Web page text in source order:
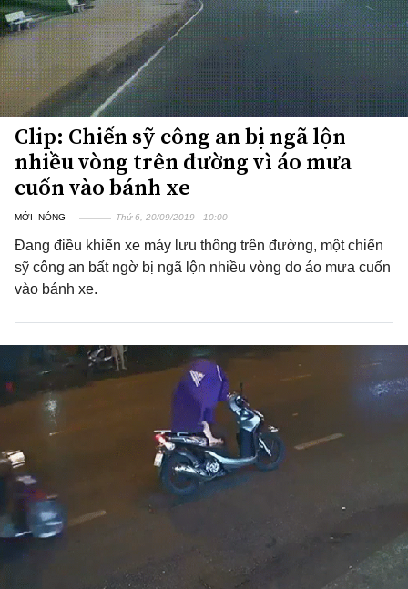
Clip: Chiến sỹ công an bị ngã lộn
nhiều vòng trên đường vì áo mưa
cuốn vào bánh xe
MỚI- NÓNG Thứ 6, 20/09/2019 | 10:00
Đang điều khiển xe máy lưu thông trên đường, một chiến
sỹ công an bất ngờ bị ngã lộn nhiều vòng do áo mưa cuốn
vào bánh xe.